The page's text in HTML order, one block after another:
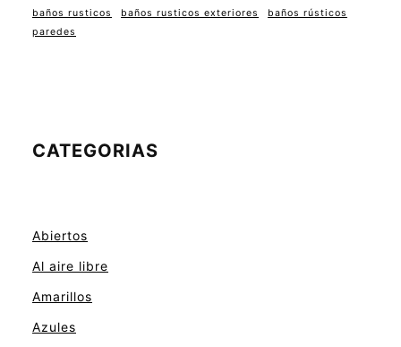
baños rusticos baños rusticos exteriores
baños rústicos
paredes
CATEGORIAS
Abiertos
Al aire libre
Amarillos
Azules